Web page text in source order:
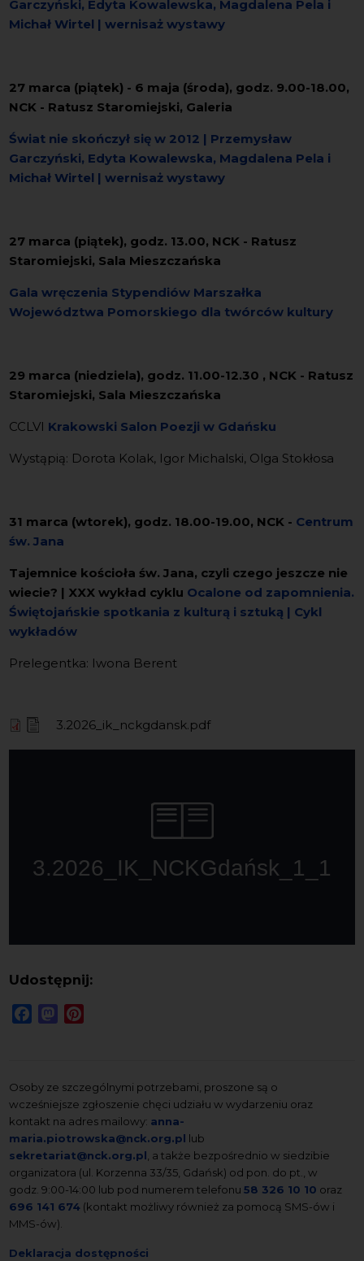
Garczyński, Edyta Kowalewska, Magdalena Pela i
Michał Wirtel | wernisaż wystawy
27 marca (piątek) - 6 maja (środa), godz. 9.00-18.00,
NCK - Ratusz Staromiejski, Galeria
Świat nie skończył się w 2012 | Przemysław
Garczyński, Edyta Kowalewska, Magdalena Pela i
Michał Wirtel | wernisaż wystawy
27 marca (piątek), godz. 13.00, NCK - Ratusz
Staromiejski, Sala Mieszczańska
Gala wręczenia Stypendiów Marszałka
Województwa Pomorskiego dla twórców kultury
29 marca (niedziela), godz. 11.00-12.30 , NCK - Ratusz
Staromiejski, Sala Mieszczańska
CCLVI Krakowski Salon Poezji w Gdańsku
Wystąpią: Dorota Kolak, Igor Michalski, Olga Stokłosa
31 marca (wtorek), godz. 18.00-19.00, NCK - Centrum
św. Jana
Tajemnice kościoła św. Jana, czyli czego jeszcze nie
wiecie? | XXX wykład cyklu Ocalone od zapomnienia.
Świętojańskie spotkania z kulturą i sztuką | Cykl
wykładów
Prelegentka: Iwona Berent
Pliki 3.2026_ik_nckgdansk.pdf
Udostępnij:
FacebookMastodon
Osoby ze szczególnymi potrzebami, proszone są o
wcześniejsze zgłoszenie chęci udziału w wydarzeniu oraz
kontakt na adres mailowy: anna-
maria.piotrowska@nck.org.pl lub
sekretariat@nck.org.pl , a także bezpośrednio w siedzibie
organizatora (ul. Korzenna 33/35, Gdańsk) od pon. do pt., w
godz. 9:00-14:00 lub pod numerem telefonu58 326 10 10 oraz
696 141 674 (kontakt możliwy również za pomocą SMS-ów i
MMS-ów).
Deklaracja dostępności